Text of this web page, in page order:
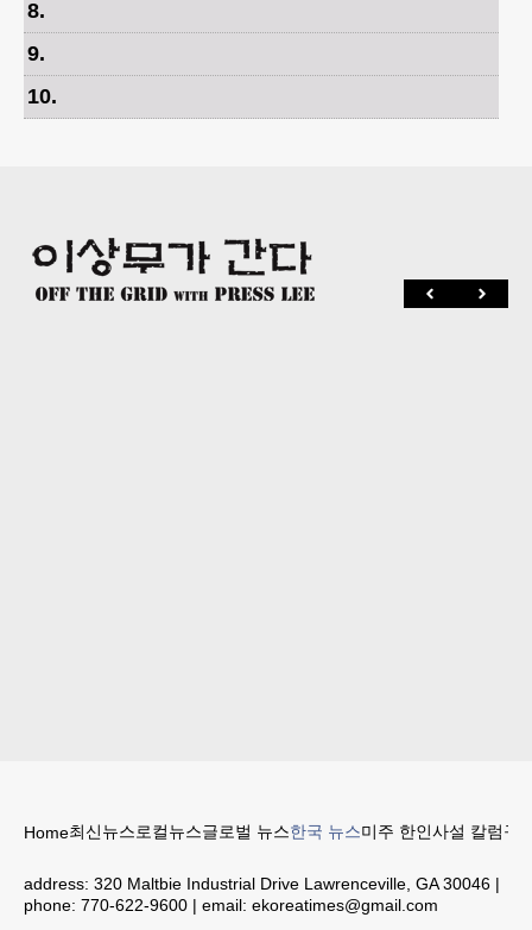
8.
9.
10.
Home최신뉴스로컬뉴스글로벌 뉴스한국 뉴스미주 한인사설 칼럼구
address: 320 Maltbie Industrial Drive Lawrenceville, GA 30046 |
phone: 770-622-9600 | email: ekoreatimes@gmail.com